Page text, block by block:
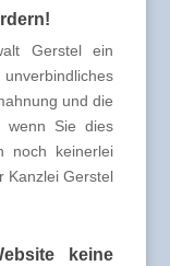
Gerstel ein
und die
wenn Sie dies
noch keinerlei
Kanzlei Gerstel
keine